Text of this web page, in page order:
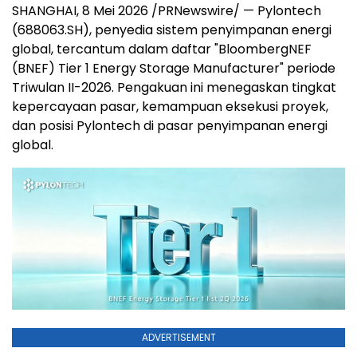
SHANGHAI,8 Mei 2026 /PRNewswire/ — Pylontech
(688063.SH), penyedia sistem penyimpanan energi
global, tercantum dalam daftar "BloombergNEF
(BNEF) Tier 1 Energy Storage Manufacturer" periode
Triwulan II-2026. Pengakuan ini menegaskan tingkat
kepercayaan pasar, kemampuan eksekusi proyek,
dan posisi Pylontech di pasar penyimpanan energi
global.
ADVERTISEMENT